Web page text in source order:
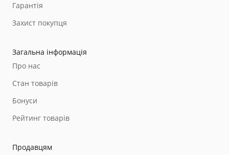
Гарантія
Захист покупця
Загальна інформація
Про нас
Стан товарів
Бонуси
Рейтинг товарів
Продавцям